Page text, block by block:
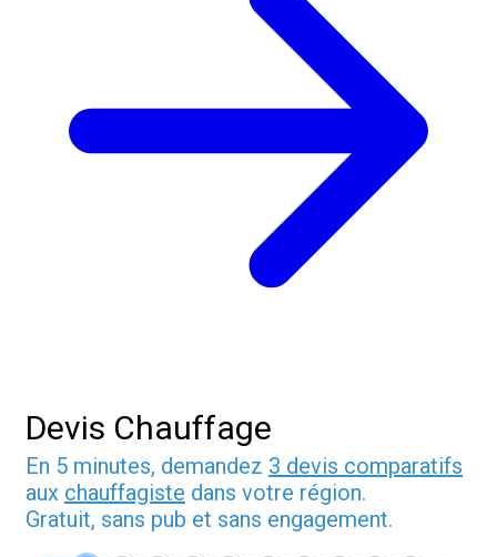
Devis Chauffage
En 5 minutes, demandez 3 devis comparatifs
aux chauffagiste dans votre région.
Gratuit, sans pub et sans engagement.